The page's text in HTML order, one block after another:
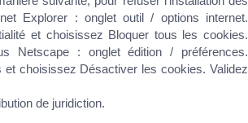
Explorer : onglet outil / options internet.
et choisissez Bloquer tous les cookies.
Netscape : onglet édition / préférences.
et choisissez Désactiver les cookies. Validez
de juridiction.